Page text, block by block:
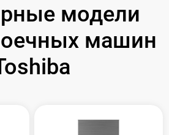
модели
машин